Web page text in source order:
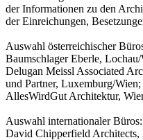
der Informationen zu den
der Einreichungen,
Auswahl österreichischer
Baumschlager Eberle,
Delugan Meissl Associated
und Partner, Luxemburg/
AllesWirdGut Architektur,
Auswahl internationaler Büros:
David Chipperfield